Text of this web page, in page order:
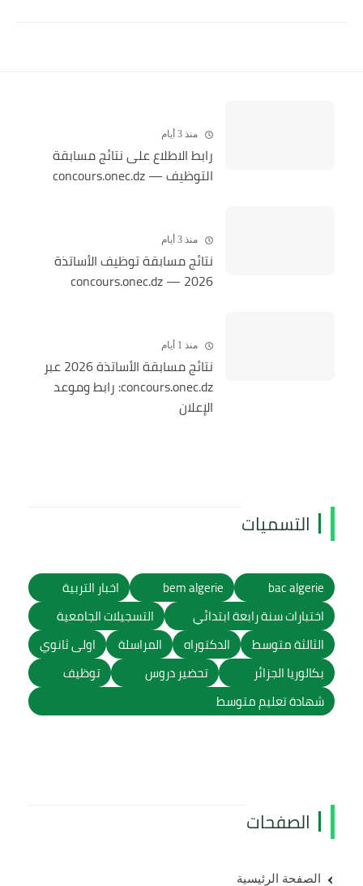
منذ 3 أيام
رابط الاطلاع على نتائج مسابقة
التوظيف — concours.onec.dz
منذ 3 أيام
نتائج مسابقة توظيف الأساتذة
2026 — concours.onec.dz
منذ 1 أيام
نتائج مسابقة الأساتذة 2026 عبر
concours.onec.dz: رابط وموعد
الإعلان
التسميات
bac algerie
bem algerie
اخبار التربية
اختبارات سنة رابعة ابتدائي
التسجيلات الجامعية
الثالثة متوسط
الدكتوراه المراسلة
اولى ثانوي
بكالوريا الجزائر
تحضير دروس
توظيف
شهادة تعليم متوسط
الصفحات
الصفحة الرئيسية